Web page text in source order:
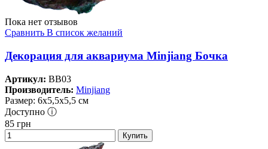
Пока нет отзывов
Сравнить В список желаний
Декорация для аквариума Minjiang Бочка
Артикул: BB03
Производитель: Minjiang
Размер: 6х5,5х5,5 см
Доступно ⓘ
85 грн
Купить